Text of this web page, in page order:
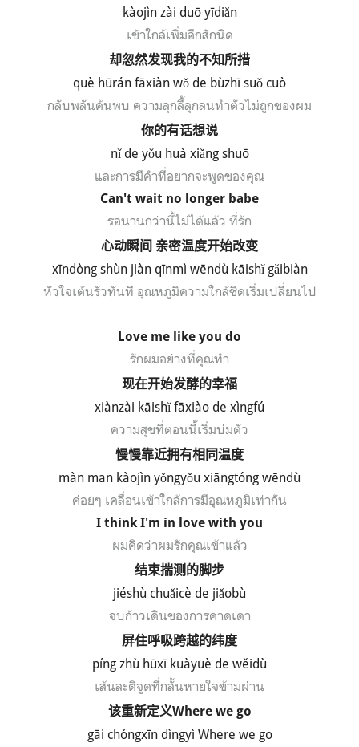
kàojìn zài duō yīdiǎn
เข้าใกล้เพิ่มอีกสักนิด
却忽然发现我的不知所措
què hūrán fāxiàn wǒ de bùzhī suǒ cuò
กลับพลันค้นพบ ความลุกลี้ลุกลนทำตัวไม่ถูกของผม
你的有话想说
nǐde yǒu huà xiǎng shuō
และการมีคำที่อยากจะพูดของคุณ
Can't wait no longer babe
รอนานกว่านี้ไม่ได้แล้ว ที่รัก
心动瞬间 亲密温度开始改变
xīndòng shùn jiàn qīnmì wēndù kāishǐ gǎibiàn
หัวใจเต้นรัวทันที อุณหภูมิความใกล้ชิดเริ่มเปลี่ยนไป
Love me like you do
รักผมอย่างที่คุณทำ
现在开始发酵的幸福
xiànzài kāishǐ fāxiào de xìngfú
ความสุขที่ตอนนี้เริ่มบ่มตัว
慢慢靠近拥有相同温度
màn man kàojìn yǒngyǒu xiāngtóng wēndù
ค่อยๆ เคลื่อนเข้าใกล้การมีอุณหภูมิเท่ากัน
I think I'm in love with you
ผมคิดว่าผมรักคุณเข้าแล้ว
结束揣测的脚步
jiéshù chuǎicè de jiǎobù
จบก้าวเดินของการคาดเดา
屏住呼吸跨越的纬度
píng zhù hūxī kuàyuè de wěidù
เส้นละติจูดที่กลั้นหายใจข้ามผ่าน
该重新定义Where we go
gāi chóngxīn dìngyì Where we go